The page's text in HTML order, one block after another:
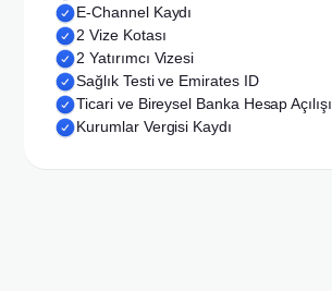
E-Channel Kaydı
2 Vize Kotası
2 Yatırımcı Vizesi
Sağlık Testi ve Emirates ID
Ticari ve Bireysel Banka Hesap Açılışı
Kurumlar Vergisi Kaydı